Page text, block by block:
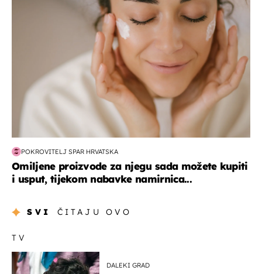
POKROVITELJ SPAR HRVATSKA
Omiljene proizvode za njegu sada možete kupiti
i usput, tijekom nabavke namirnica...
SVI ČITAJU OVO
TV
DALEKI GRAD